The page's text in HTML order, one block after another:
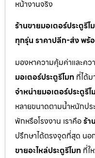
หน้างานจริง
ร้านขายมอเตอร์ประตูรีโ
ทุกรุ่น ราคาปลีก-ส่ง พร้
มองหาความคุ้มค่าและค
มอเตอร์ประตูรีโมท ที่ได้
จำหน่ายมอเตอร์ประตูรีโ
หลายขนาดตามน้ำหนักปร
พักหรือโรงงาน เราคือร้า
ปรึกษาได้ตรงจุดที่สุด นอ
ขายอะไหล่ประตูรีโมท ที่ใ